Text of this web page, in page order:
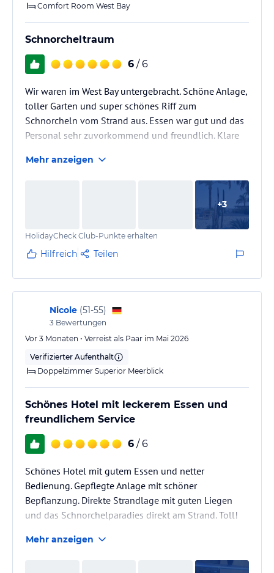
Comfort Room West Bay
Schnorcheltraum
6 / 6
Wir waren im West Bay untergebracht. Schöne Anlage,
toller Garten und super schönes Riff zum
Schnorcheln vom Strand aus. Essen war gut und das
Personal sehr zuvorkommend und freundlich. Klare
Mehr anzeigen
+3
HolidayCheck Club-Punkte erhalten
Hilfreich Teilen
Nicole (51-55)
3 Bewertungen
Vor 3 Monaten • Verreist als Paar im Mai 2026
Verifizierter Aufenthalt
Doppelzimmer Superior Meerblick
Schönes Hotel mit leckerem Essen und
freundlichem Service
6 / 6
Schönes Hotel mit gutem Essen und netter
Bedienung. Gepflegte Anlage mit schöner
Bepflanzung. Direkte Strandlage mit guten Liegen
und das Schnorchelparadies direkt am Strand. Toll!
Mehr anzeigen